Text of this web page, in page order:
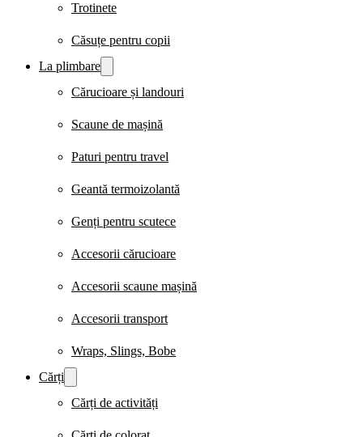
Trotinete
Căsuțe pentru copii
La plimbare
Cărucioare și landouri
Scaune de mașină
Paturi pentru travel
Geantă termoizolantă
Genți pentru scutece
Accesorii cărucioare
Accesorii scaune mașină
Accesorii transport
Wraps, Slings, Bobe
Cărți
Cărți de activități